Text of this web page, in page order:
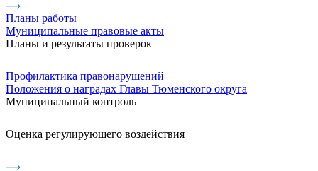
Планы работы
Муниципальные правовые акты
Планы и результаты проверок
Профилактика правонарушений
Положения о наградах Главы Тюменского округа
Муниципальный контроль
Оценка регулирующего воздействия